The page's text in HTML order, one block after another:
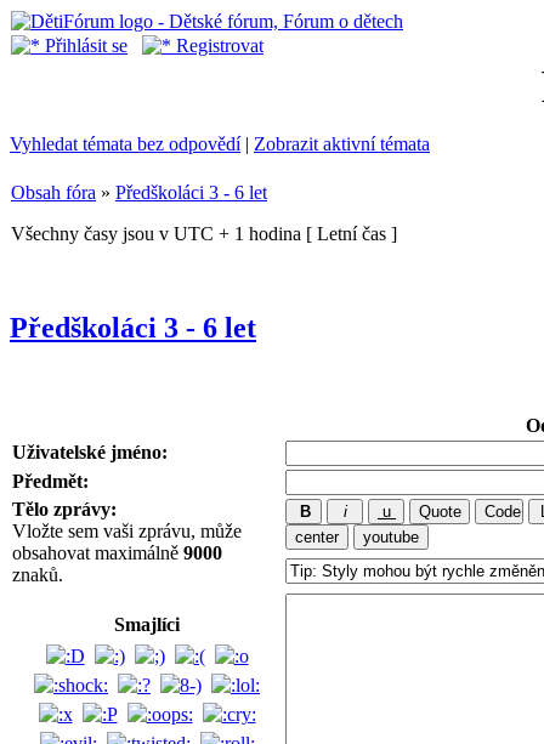
Přihlásit se Registrovat
Vyhledat témata bez odpovědí| Zobrazit aktivní témata
Obsah fóra » Předškoláci 3 - 6 let
Všechny časy jsou v UTC + 1 hodina [ Letní čas ]
Předškoláci 3 - 6 let
Uživatelské jméno:
Předmět:
Tělo zprávy:
Vložte sem vaši zprávu, může
obsahovat maximálně 9000
znaků.
Smajlíci